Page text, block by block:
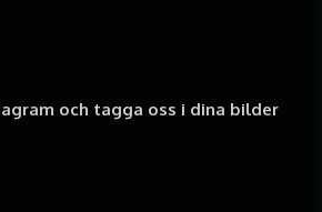
3485 /kg
och tagga oss i dina bilder